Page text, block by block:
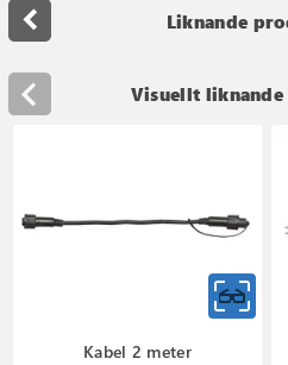
Liknande
navigate_before
Visuellt
Kabel 2 meter